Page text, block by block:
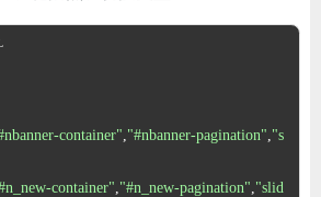
container" "#nbanner-pagination" "s
container" "#n_new-pagination" "slid